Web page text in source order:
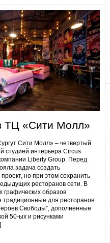
ТЦ «Сити Молл»
Сити Молл» – четвертый
студией интерьера Circus
Liberty Group. Перед
задача создать
но при этом сохранить
ресторанов сети. В
графических образов
традиционные для ресторанов
Свободы”, дополненные
50-ых и рисунками